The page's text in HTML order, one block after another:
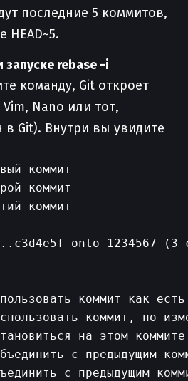
последние 5 коммитов,
HEAD~5.
rebase -i
команду, Git откроет
Nano или тот,
в Git). Внутри вы увидите
коммит
коммит
коммит
onto 1234567 (3
коммит как есть
коммит, но
на этом коммите
с предыдущим
с предыдущим